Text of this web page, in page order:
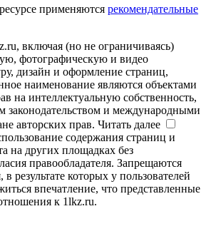
применяются рекомендательные
включая (но не ограничиваясь)
фотографическую и видео
дизайн и оформление страниц,
наименование являются объектами
на интеллектуальную собственность,
законодательством и международными
авторских прав. Читать далее
содержания страниц и
на других площадках без
правообладателя. Запрещаются
результате которых у пользователей
впечатление, что представленные
к 1lkz.ru.